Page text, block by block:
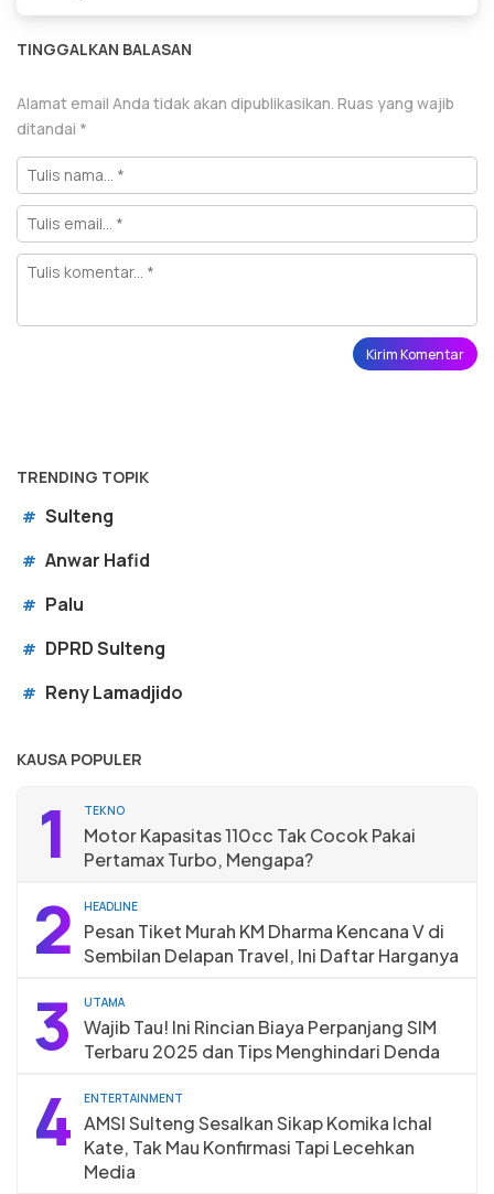
TINGGALKAN BALASAN
Alamat email Anda tidak akan dipublikasikan. Ruas yang wajib
ditandai *
TRENDING TOPIK
# Sulteng
# Anwar Hafid
# Palu
# DPRD Sulteng
# Reny Lamadjido
KAUSA POPULER
1 TEKNO
Motor Kapasitas 110cc Tak Cocok Pakai
Pertamax Turbo, Mengapa?
2 HEADLINE
Pesan Tiket Murah KM Dharma Kencana V di
Sembilan Delapan Travel, Ini Daftar Harganya
3 UTAMA
Wajib Tau! Ini Rincian Biaya Perpanjang SIM
Terbaru 2025 dan Tips Menghindari Denda
4 ENTERTAINMENT
AMSI Sulteng Sesalkan Sikap Komika Ichal
Kate, Tak Mau Konfirmasi Tapi Lecehkan
Media